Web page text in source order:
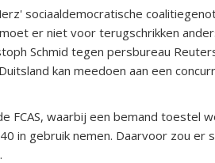
sociaaldemocratische
er niet voor terugschrikken
Schmid tegen persbureau
kan meedoen aan een
FCAS, waarbij een bemand
in gebruik nemen. Daarvoor zou er